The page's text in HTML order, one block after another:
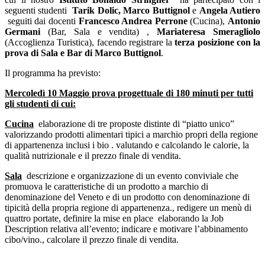
seguenti studenti
Tarik Dolic, Marco Buttignole Angela Autiero
seguiti dai docenti Francesco Andrea Perrone(Cucina), Antonio
Germani (Bar, Sala e vendita) ,Mariateresa Smeragliolo
(Accoglienza Turistica), facendo registrare laterza posizione con la
prova di Sala e Bar di Marco Buttignol.
Il programma ha previsto:
Mercoledì 10 Maggio prova progettuale di 180 minuti per tutti
gli studenti di cui:
Cucina elaborazione di tre proposte distinte di “piatto unico”
valorizzando prodotti alimentari tipici a marchio propri della regione
di appartenenza inclusi i bio . valutando e calcolando le calorie, la
qualità nutrizionale e il prezzo finale di vendita.
Sala descrizione e organizzazione di un evento conviviale che
promuova le caratteristiche di un prodotto a marchio di
denominazione del Veneto e di un prodotto con denominazione di
tipicità della propria regione di appartenenza., redigere un menù di
quattro portate, definire la mise en place elaborando la Job
Description relativa all’evento; indicare e motivare l’abbinamento
cibo/vino., calcolare il prezzo finale di vendita.